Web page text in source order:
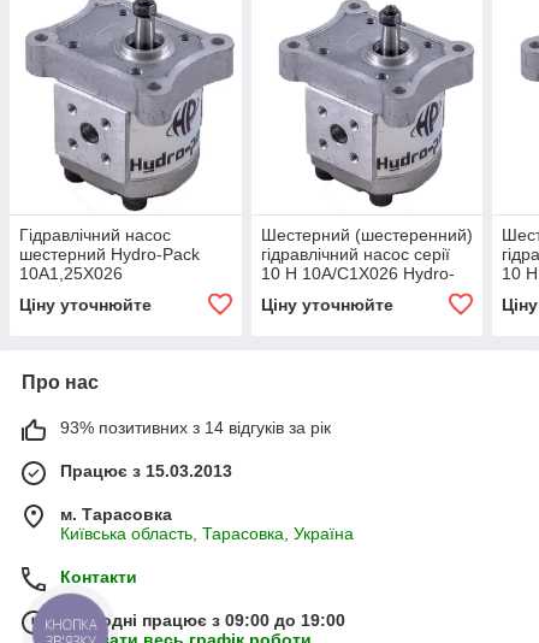
Гідравлічний насос
шестерний Hydro-Pack
10A1,25X026
Ціну уточнюйте
Шестерний (шестеренний)
гідравлічний насос серії
10 H 10A/C1X026 Hydro-
Ціну уточнюйте
10
Про нас
93% позитивних з 14 відгуків за рік
Працює з 15.03.2013
м. Тарасовка
Київська область, Тарасовка, Україна
Контакти
Сьогодні працює з 09:00 до 19:00
КНОПКА